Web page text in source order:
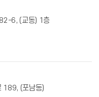
6, (교동) 1층
189, (포남동)